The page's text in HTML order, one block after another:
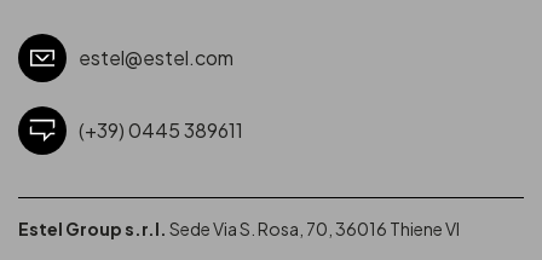
estel@estel.com
(+39) 0445 389611
Estel Group s.r.l. Sede Via S. Rosa, 70, 36016 Thiene VI